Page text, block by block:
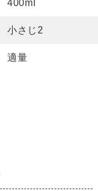
400ml
小さじ2
適量